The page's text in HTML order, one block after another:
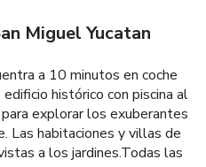
Miguel Yucatan
a 10 minutos en coche
histórico con piscina al
explorar los exuberantes
Las habitaciones y villas de
a los jardines.Todas las